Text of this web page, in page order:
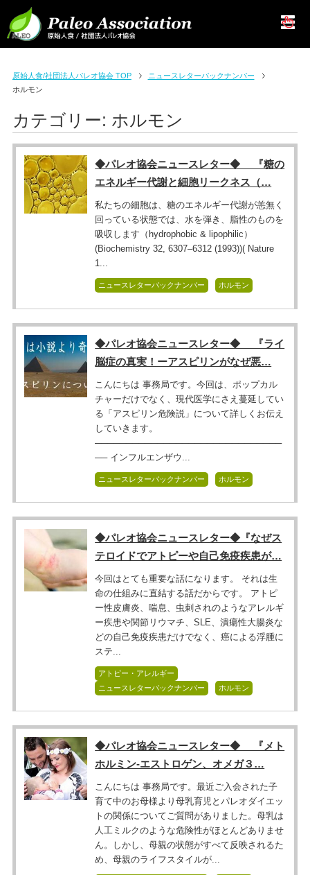
原始人食/社団法人パレオ協会 TOP
ニュースレターバックナンバー
ホルモン
カテゴリー: ホルモン
◆パレオ協会ニュースレター◆ 『糖の
エネルギー代謝と細胞リークネス（…
私たちの細胞は、糖のエネルギー代謝が恙無く
回っている状態では、水を弾き、脂性のものを
吸収します（hydrophobic & lipophilic）
(Biochemistry 32, 6307–6312 (1993))( Nature
1...
ニュースレターバックナンバー ホルモン
◆パレオ協会ニュースレター◆ 『ライ
脳症の真実！ーアスピリンがなぜ悪…
こんにちは 事務局です。今回は、ポップカル
チャーだけでなく、現代医学にさえ蔓延してい
る「アスピリン危険説」について詳しくお伝え
していきます。
──────────────────────────────
── インフルエンザウ...
ニュースレターバックナンバー ホルモン
◆パレオ協会ニュースレター◆『なぜス
テロイドでアトピーや自己免疫疾患が…
今回はとても重要な話になります。 それは生
命の仕組みに直結する話だからです。 アトピ
ー性皮膚炎、喘息、虫刺されのようなアレルギ
ー疾患や関節リウマチ、SLE、潰瘍性大腸炎な
どの自己免疫疾患だけでなく、癌による浮腫に
ステ...
アトピー・アレルギー
ニュースレターバックナンバー
ホルモン
◆パレオ協会ニュースレター◆ 『メト
ホルミン-エストロゲン、オメガ３…
こんにちは 事務局です。最近ご入会された子
育て中のお母様より母乳育児とパレオダイエッ
トの関係についてご質問がありました。母乳は
人工ミルクのような危険性がほとんどありませ
ん。しかし、母親の状態がすべて反映されるた
め、母親のライフスタイルが...